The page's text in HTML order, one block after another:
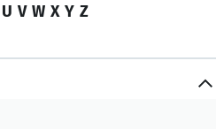
U V W X Y Z